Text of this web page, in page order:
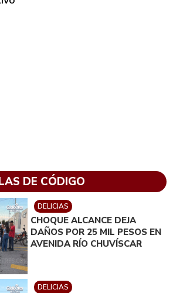
DE CÓDIGO
DELICIAS
CHOQUE ALCANCE DEJA
DAÑOS POR 25 MIL PESOS EN
AVENIDA RÍO CHUVÍSCAR
DELICIAS